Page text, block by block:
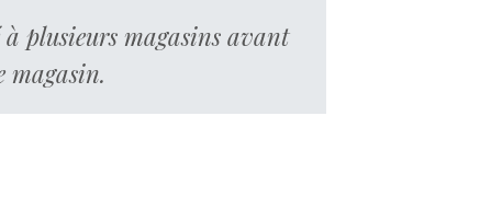
plusieurs magasins avant
magasin.